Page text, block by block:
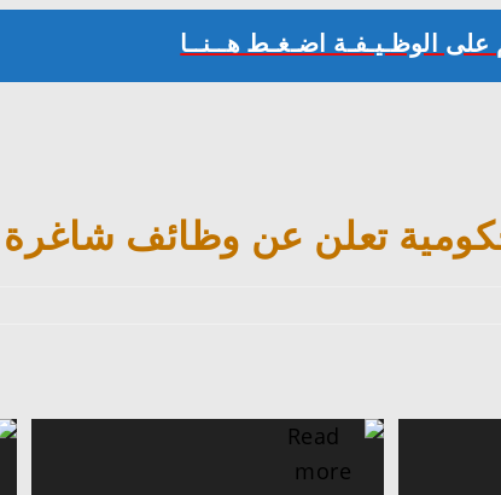
على الوظـيـفـة اضـغـط هــنــا
تعلن عن وظائف